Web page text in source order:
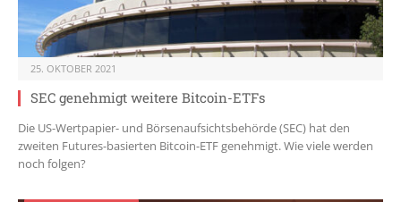
25. OKTOBER 2021
SEC genehmigt weitere Bitcoin-ETFs
Die US-Wertpapier- und Börsenaufsichtsbehörde (SEC) hat den
zweiten Futures-basierten Bitcoin-ETF genehmigt. Wie viele werden
noch folgen?